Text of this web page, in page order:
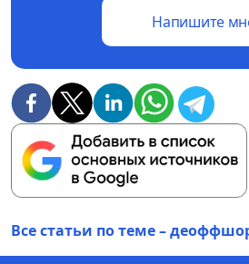
Напишите
Все статьи по теме –